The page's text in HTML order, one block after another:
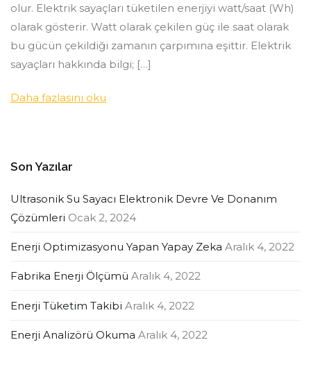
olur. Elektrik sayaçları tüketilen enerjiyi watt/saat (Wh)
olarak gösterir. Watt olarak çekilen güç ile saat olarak
bu gücün çekildiği zamanın çarpımına eşittir. Elektrik
sayaçları hakkında bilgi; […]
Daha fazlasını oku
Son Yazılar
Ultrasonik Su Sayacı Elektronik Devre Ve Donanım
Çözümleri Ocak 2, 2024
Enerji Optimizasyonu Yapan Yapay Zeka Aralık 4, 2022
Fabrika Enerji Ölçümü Aralık 4, 2022
Enerji Tüketim Takibi Aralık 4, 2022
Enerji Analizörü Okuma Aralık 4, 2022